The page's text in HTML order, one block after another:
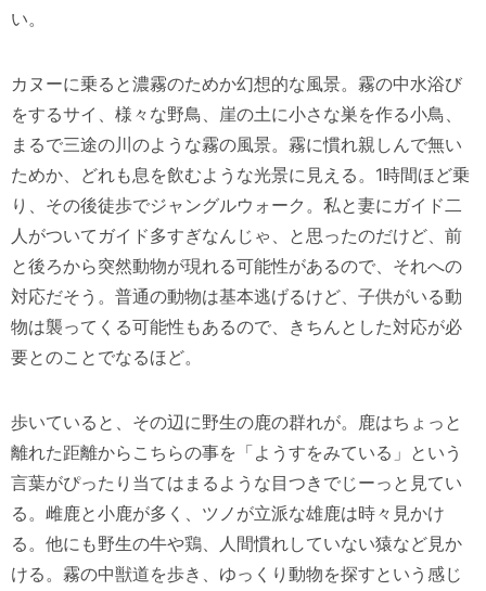
い。
カヌーに乗ると濃霧のためか幻想的な風景。霧の中水浴び
をするサイ、様々な野鳥、崖の土に小さな巣を作る小鳥、
まるで三途の川のような霧の風景。霧に慣れ親しんで無い
ためか、どれも息を飲むような光景に見える。1時間ほど乗
り、その後徒歩でジャングルウォーク。私と妻にガイド二
人がついてガイド多すぎなんじゃ、と思ったのだけど、前
と後ろから突然動物が現れる可能性があるので、それへの
対応だそう。普通の動物は基本逃げるけど、子供がいる動
物は襲ってくる可能性もあるので、きちんとした対応が必
要とのことでなるほど。
歩いていると、その辺に野生の鹿の群れが。鹿はちょっと
離れた距離からこちらの事を「ようすをみている」という
言葉がぴったり当てはまるような目つきでじーっと見てい
る。雌鹿と小鹿が多く、ツノが立派な雄鹿は時々見かけ
る。他にも野生の牛や鶏、人間慣れしていない猿など見か
ける。霧の中獣道を歩き、ゆっくり動物を探すという感じ